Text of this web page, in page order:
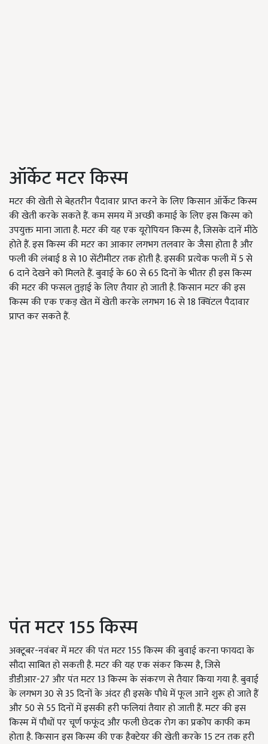
ऑर्केट मटर किस्म
मटर की खेती से बेहतरीन पैदावार प्राप्त करने के लिए किसान ऑर्केट किस्म
की खेती करके सकते हैं. कम समय में अच्छी कमाई के लिए इस किस्म को
उपयुक्त माना जाता है. मटर की यह एक यूरोपियन किस्म है, जिसके दानें मीठे
होते हैं. इस किस्म की मटर का आकार लगभग तलवार के जैसा होता है और
फली की लंबाई 8 से 10 सेंटीमीटर तक होती है. इसकी प्रत्येक फली में 5 से
6 दाने देखने को मिलते हैं. बुवाई के 60 से 65 दिनों के भीतर ही इस किस्म
की मटर की फसल तुड़ाई के लिए तैयार हो जाती है. किसान मटर की इस
किस्म की एक एकड़ खेत में खेती करके लगभग 16 से 18 क्विंटल पैदावार
प्राप्त कर सकते हैं.
पंत मटर 155 किस्म
अक्टूबर-नवंबर में मटर की पंत मटर 155 किस्म की बुवाई करना फायदा के
सौदा साबित हो सकती है. मटर की यह एक संकर किस्म है, जिसे
डीडीआर-27 और पंत मटर 13 किस्म के संकरण से तैयार किया गया है. बुवाई
के लगभग 30 से 35 दिनों के अंदर ही इसके पौधे में फूल आने शुरू हो जाते हैं
और 50 से 55 दिनों में इसकी हरी फलियां तैयार हो जाती हैं. मटर की इस
किस्म में पौधों पर चूर्ण फफूंद और फली छेदक रोग का प्रकोप काफी कम
होता है. किसान इस किस्म की एक हैक्टेयर की खेती करके 15 टन तक हरी